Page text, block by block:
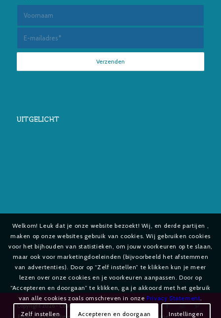
UITGELICHT
Copyright2026 - Cosmetica-shop.com
Privacy- & cookiebeleid
Privacy Statement Disclaimer
Welkom! Leuk dat je onze website bezoekt! Wij, en derde partijen ,
maken op onze websites gebruik van cookies. Wij gebruiken cookies
voor het bijhouden van statistieken, om jouw voorkeuren op te slaan,
maar ook voor marketingdoeleinden (bijvoorbeeld het afstemmen
van advertenties). Door op “Zelf instellen” te klikken kun je meer
lezen over onze cookies en je voorkeuren aanpassen. Door op
“Accepteren en doorgaan” te klikken, ga je akkoord met het gebruik
van alle cookies zoals omschreven in onzePrivacy Statement.
Zelf instellen Accepteren en doorgaan Instellingen